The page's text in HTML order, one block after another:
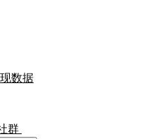
数据
群